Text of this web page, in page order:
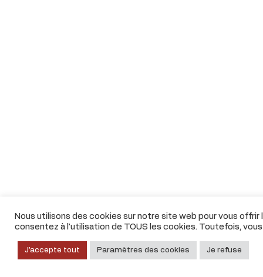
Nous utilisons des cookies sur notre site web pour vous
consentez à l'utilisation de TOUS les cookies. Toutefois,
J'accepte tout Paramètres des cookies Je refuse